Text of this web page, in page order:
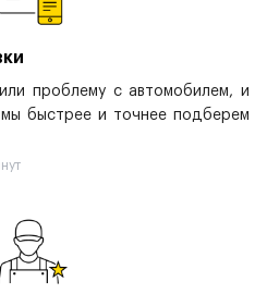
проблему с автомобилем, и
быстрее и точнее подберем